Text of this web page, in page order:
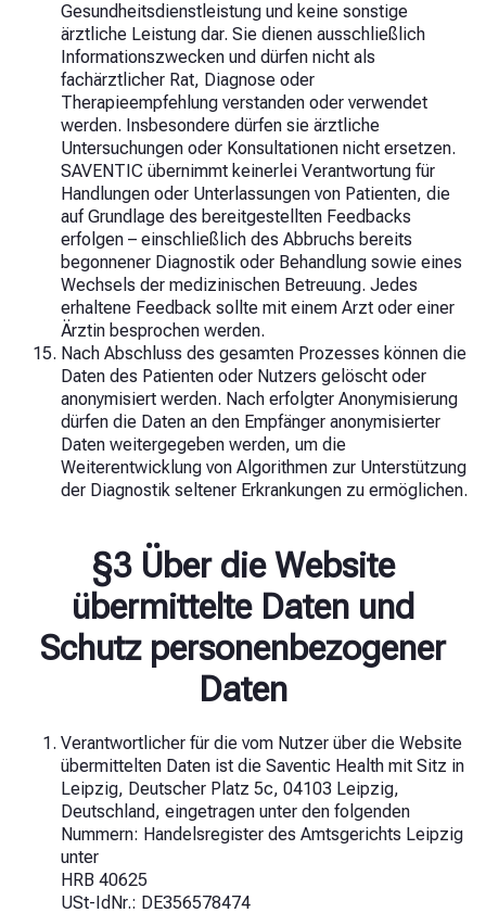
Gesundheitsdienstleistung und keine sonstige
ärztliche Leistung dar. Sie dienen ausschließlich
Informationszwecken und dürfen nicht als
fachärztlicher Rat, Diagnose oder
Therapieempfehlung verstanden oder verwendet
werden. Insbesondere dürfen sie ärztliche
Untersuchungen oder Konsultationen nicht ersetzen.
SAVENTIC übernimmt keinerlei Verantwortung für
Handlungen oder Unterlassungen von Patienten, die
auf Grundlage des bereitgestellten Feedbacks
erfolgen – einschließlich des Abbruchs bereits
begonnener Diagnostik oder Behandlung sowie eines
Wechsels der medizinischen Betreuung. Jedes
erhaltene Feedback sollte mit einem Arzt oder einer
Ärztin besprochen werden.
Nach Abschluss des gesamten Prozesses können die
Daten des Patienten oder Nutzers gelöscht oder
anonymisiert werden. Nach erfolgter Anonymisierung
dürfen die Daten an den Empfänger anonymisierter
Daten weitergegeben werden, um die
Weiterentwicklung von Algorithmen zur Unterstützung
der Diagnostik seltener Erkrankungen zu ermöglichen.
§3 Über die Website
übermittelte Daten und
Schutz personenbezogener
Daten
Verantwortlicher für die vom Nutzer über die Website
übermittelten Daten ist die Saventic Health mit Sitz in
Leipzig, Deutscher Platz 5c, 04103 Leipzig,
Deutschland, eingetragen unter den folgenden
Nummern: Handelsregister des Amtsgerichts Leipzig
unter
HRB 40625
USt-IdNr.: DE356578474